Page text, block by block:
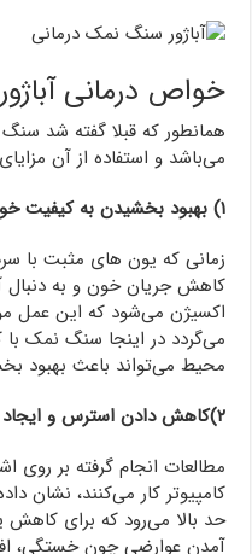
خواص درمانی
همانطور که قبلا گفته شد
می‌باشد و استفاده از آن مزایای
۱) بهبود بخشیدن به کیفیت خواب
زمانی که یون های مثبت با
کاهش جریان خون و به
اکسیژن می‌شود که این عمل
می‌گردد در اینجا سنگ نمک
محیط می‌تواند باعث بهبود
۲)کاهش دادن استرس و ایجاد حس آرامش
کامپیوتر کار می‌کنند، نشان
حد بالا می‌رود که برای
آمدن عوارضی چون خستگی،